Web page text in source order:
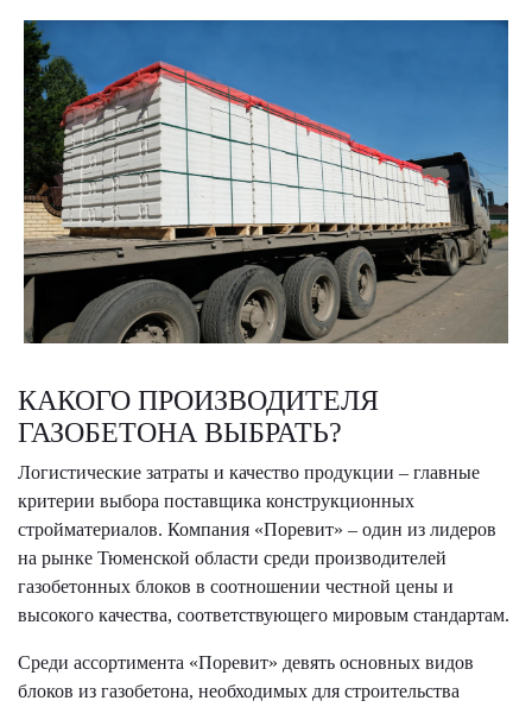
КАКОГО ПРОИЗВОДИТЕЛЯ
ГАЗОБЕТОНА ВЫБРАТЬ?
Логистические затраты и качество продукции – главные
критерии выбора поставщика конструкционных
стройматериалов. Компания «Поревит» – один из лидеров
на рынке Тюменской области среди производителей
газобетонных блоков в соотношении честной цены и
высокого качества, соответствующего мировым стандартам.
Среди ассортимента «Поревит» девять основных видов
блоков из газобетона, необходимых для строительства